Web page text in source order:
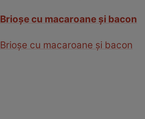
Brioşe cu macaroane şi bacon
Brioşe cu macaroane şi bacon